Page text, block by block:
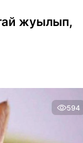
жуылып,
594